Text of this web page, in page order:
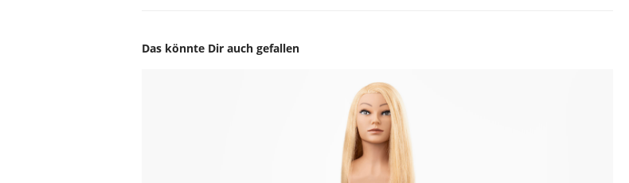
Das könnte Dir auch gefallen